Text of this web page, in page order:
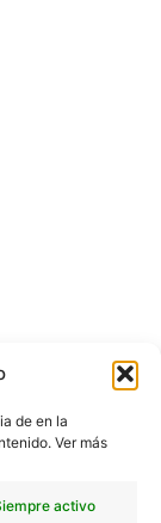
de en la
Ver más
activo